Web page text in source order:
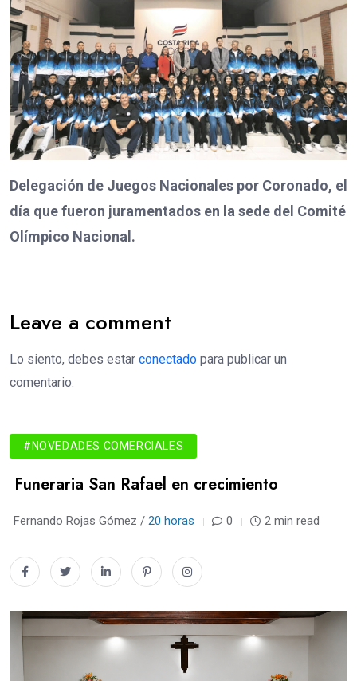
Delegación de Juegos Nacionales por Coronado, el
día que fueron juramentados en la sede del Comité
Olímpico Nacional.
Leave a comment
Lo siento, debes estar conectado para publicar un
comentario.
#NOVEDADES COMERCIALES
Funeraria San Rafael en crecimiento
Fernando Rojas Gómez / 20 horas 0 2 min read